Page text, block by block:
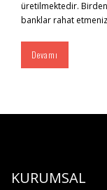
üretilmektedir.
banklar rahat
Devamı
KURUMSAL